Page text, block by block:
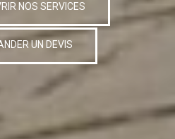
NOS SERVICES
UN DEVIS